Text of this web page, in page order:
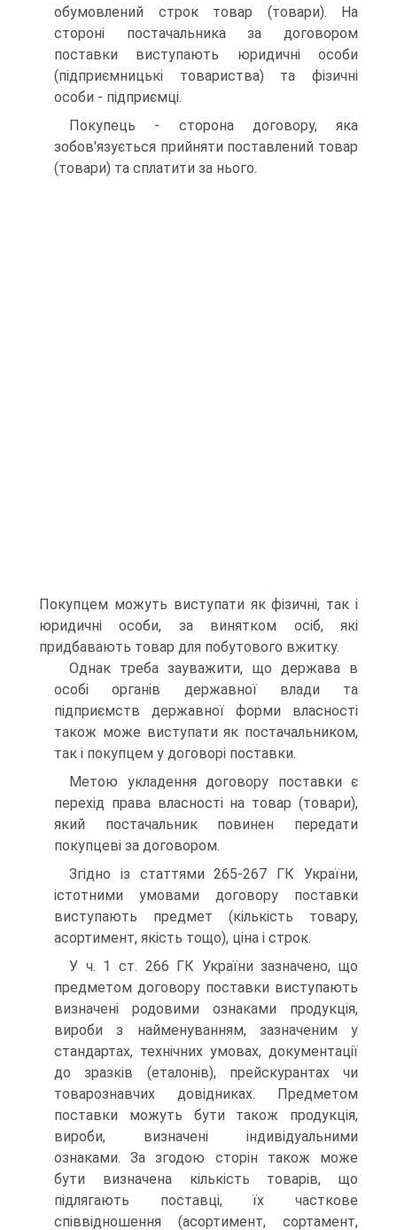
обумовлений строк товар (товари). На
стороні постачальника за договором
поставки виступають юридичні особи
(підприємницькі товариства) та фізичні
особи - підприємці.
Покупець - сторона договору, яка
зобов'язується прийня­ти поставлений товар
(товари) та сплатити за нього.
Покуп­цем можуть виступати як фізичні, так і
юридичні особи, за винятком осіб, які
придбавають товар для побутового вжитку.
Однак треба зауважити, що держава в
особі органів державної влади та
підприємств державної форми власнос­ті
також може виступати як постачальником,
так і покуп­цем у договорі поставки.
Метою укладення договору поставки є
перехід права власності на товар (товари),
який постачальник повинен пе­редати
покупцеві за договором.
Згідно із статтями 265-267 ГК України,
істотними умовами договору поставки
виступають предмет (кількість товару,
асортимент, якість тощо), ціна і строк.
У ч. 1 ст. 266 ГК України зазначено, що
предметом дого­вору поставки виступають
визначені родовими ознаками продукція,
вироби з найменуванням, зазначеним у
стандар­тах, технічних умовах, документації
до зразків (еталонів), прейскурантах чи
товарознавчих довідниках. Предметом
поставки можуть бути також продукція,
вироби, визначені індивідуальними
ознаками. За згодою сторін також може
бути визначена кількість товарів, що
підлягають поставці, їх часткове
співвідношення (асортимент, сортамент,